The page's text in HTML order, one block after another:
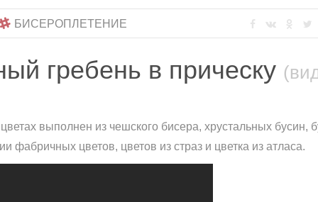
БИСЕРОПЛЕТЕНИЕ
гребень в прическу
выполнен из чешского бисера, хрустальных бусин,
фабричных цветов, цветов из страз и цветка из атласа.